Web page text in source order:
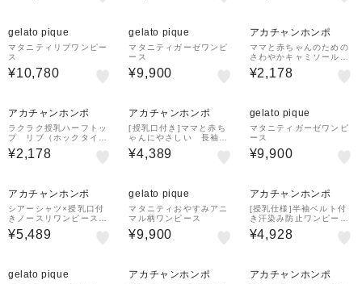
gelato pique
マタニティリブワンピー
ス
¥10,780
gelato pique
マタニティガーゼワンピ
ース
¥9,900
アカチャンホンポ
ママと赤ちゃんのための
さわやかキャミソール
ブラック
¥2,178
アカチャンホンポ
ラクラク授乳ハーフトッ
プ リブ（ホックタイ
プ） グリーン
¥2,178
アカチャンホンポ
[授乳口付き]ママと赤ち
ゃんにやさしい 長袖パ
ジャマ ハート オフホ
ワイト
¥4,389
gelato pique
マタニティガーゼワンピ
ース
¥9,900
アカチャンホンポ
シアーシャツ×授乳口付
きノースリワンピース
ブラック
¥5,489
gelato pique
マタニティおやすみアニ
マル柄ワンピース
¥9,900
アカチャンホンポ
[授乳仕様]半袖ベルト付
き汗染み防止ワンピー
ス ベージュ
¥4,928
gelato pique アカチャンホンポ アカチャンホンポ